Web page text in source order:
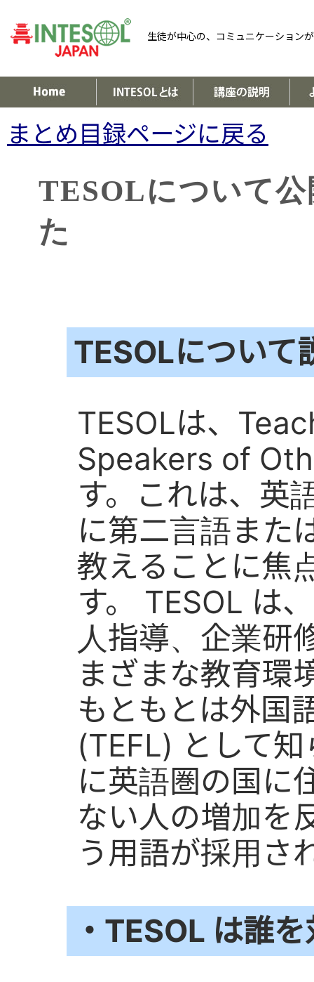
生徒が中心の、コミュニケーション
まとめ目録ページに戻る
TESOLについて
た
TESOLについて
TESOLは、
Speakers of
す。これは、英
に第二言語また
教えることに焦
す。 TESOL は
人指導、企業研
まざまな教育環
もともとは外国
(TEFL) として
に英語圏の国に
ない人の増加を
う用語が採用さ
・TESOL は誰